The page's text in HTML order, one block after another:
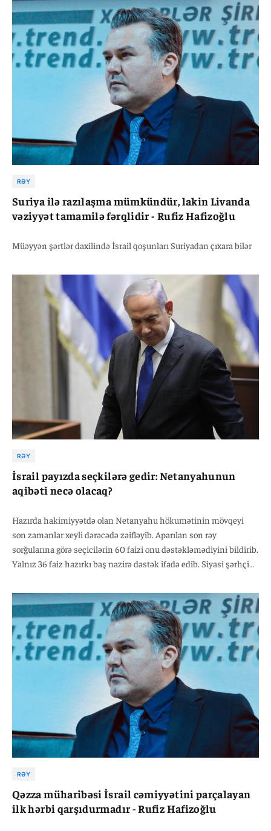
RƏY
Suriya ilə razılaşma mümkündür, lakin Livanda
vəziyyət tamamilə fərqlidir - Rufiz Hafizoğlu
Müəyyən şərtlər daxilində İsrail qoşunları Suriyadan çıxara bilər
RƏY
İsrail payızda seçkilərə gedir: Netanyahunun
aqibəti necə olacaq?
Hazırda hakimiyyətdə olan Netanyahu hökumətinin mövqeyi
son zamanlar xeyli dərəcədə zəifləyib. Aparılan son rəy
sorğularına görə seçicilərin 60 faizi onu dəstəkləmədiyini bildirib.
Yalnız 36 faiz hazırkı baş nazirə dəstək ifadə edib. Siyasi şərhçi
məqamda həssas və tarixi dövrdən keçdiyini nəzərə alsaq,
hakimiyyətə yeni qüvvələrin, ilk növbədə müharibə əleyhinə olan
solçu və ultra dindarların gəlməsi mümkün deyil:
RƏY
Qəzza müharibəsi İsrail cəmiyyətini parçalayan
ilk hərbi qarşıdurmadır - Rufiz Hafizoğlu